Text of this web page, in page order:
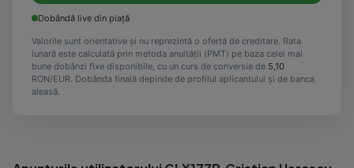
Dobândă live din piață
Valorile sunt orientative și nu reprezintă o ofertă de creditare. Rata
lunară este calculată prin metoda anuității (PMT) pe baza celei mai
bune dobânzi fixe disponibile, cu un curs de conversie de 5,10
RON/EUR. Dobânda finală depinde de profilul aplicantului și de banca
aleasă.